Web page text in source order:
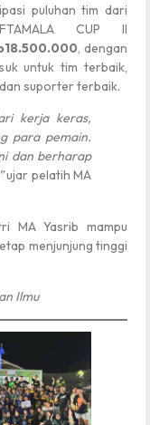
puluhan tim dari
CUP II
, dengan
untuk tim terbaik,
suporter terbaik.
kerja keras,
para pemain.
dan berharap
ujar pelatih MA
MA Yasrib mampu
menjunjung tinggi
Ilmu